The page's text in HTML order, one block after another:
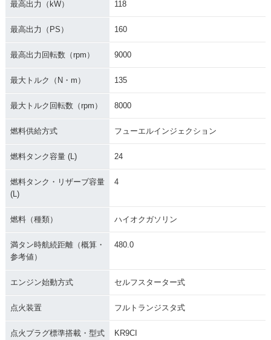
最高出力（kW） 118
最高出力（PS） 160
最高出力回転数（rpm） 9000
最大トルク（N・m） 135
最大トルク回転数（rpm） 8000
燃料供給方式 フューエルインジェクション
燃料タンク容量 (L) 24
燃料タンク・リザーブ容量
(L)
4
燃料（種類） ハイオクガソリン
満タン時航続距離（概算・
参考値）
480.0
エンジン始動方式 セルフスターター式
点火装置 フルトランジスタ式
点火プラグ標準搭載・型式 KR9CI